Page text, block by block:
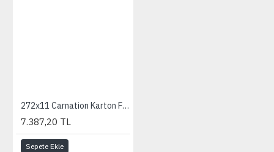
272x11 Carnation Karton Fon
7.387,20 TL
Sepete Ekle